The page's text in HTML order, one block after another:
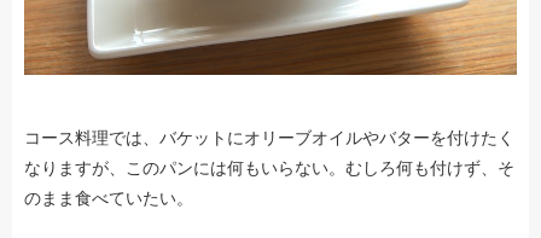
コース料理では、バケットにオリーブオイルやバターを付けたく
なりますが、このパンには何もいらない。むしろ何も付けず、そ
のまま食べていたい。